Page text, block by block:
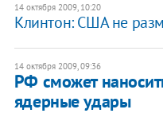
14 октября 2009, 10:20
Клинтон: США не
14 октября 2009, 09:36
РФ сможет
ядерные удары